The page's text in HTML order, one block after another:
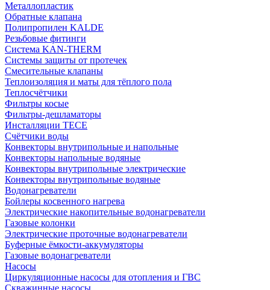
Металлопластик
Обратные клапана
Полипропилен KALDE
Резьбовые фитинги
Система KAN-THERM
Системы защиты от протечек
Смесительные клапаны
Теплоизоляция и маты для тёплого пола
Теплосчётчики
Фильтры косые
Фильтры-дешламаторы
Инсталляции TECE
Счётчики воды
Конвекторы внутрипольные и напольные
Конвекторы напольные водяные
Конвекторы внутрипольные электрические
Конвекторы внутрипольные водяные
Водонагреватели
Бойлеры косвенного нагрева
Электрические накопительные водонагреватели
Газовые колонки
Электрические проточные водонагреватели
Буферные ёмкости-аккумуляторы
Газовые водонагреватели
Насосы
Циркуляционные насосы для отопления и ГВС
Скважинные насосы